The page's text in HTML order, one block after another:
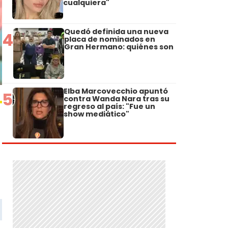
cualquiera"
4 Quedó definida una nueva
placa de nominados en
Gran Hermano: quiénes son
5 Elba Marcovecchio apuntó
contra Wanda Nara tras su
regreso al país: "Fue un
show mediático"